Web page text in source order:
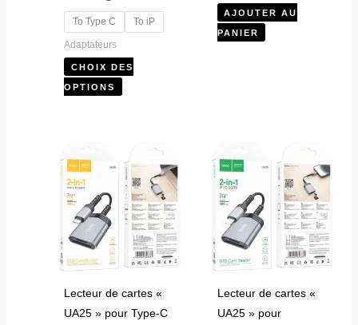
To Type C To iP
Adaptateurs
CHOIX DES
OPTIONS
page
produit
AJOUTER AU
PANIER
Lecteur de cartes «
UA25 » pour Type-C
Lecteur de cartes «
UA25 » pour